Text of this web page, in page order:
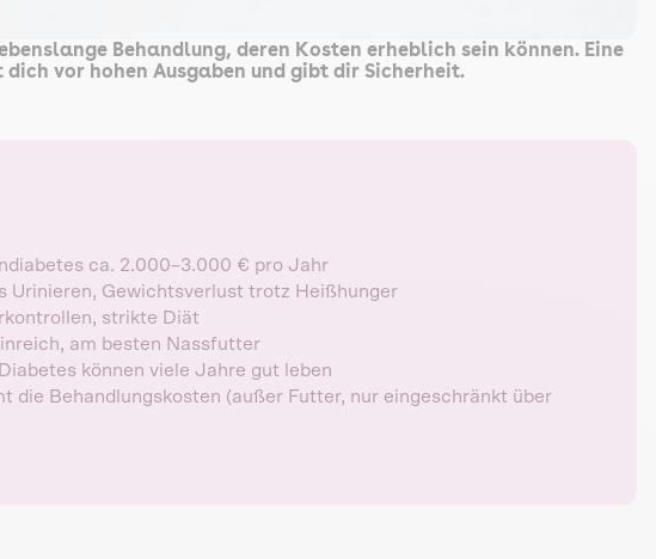
Behandlung, deren Kosten erheblich sein können. Eine
vor hohen Ausgaben und gibt dir Sicherheit.
ca. 2.000–3.000 € pro Jahr
Urinieren, Gewichtsverlust trotz Heißhunger
strikte Diät
am besten Nassfutter
können viele Jahre gut leben
die Behandlungskosten (außer Futter, nur eingeschränkt über